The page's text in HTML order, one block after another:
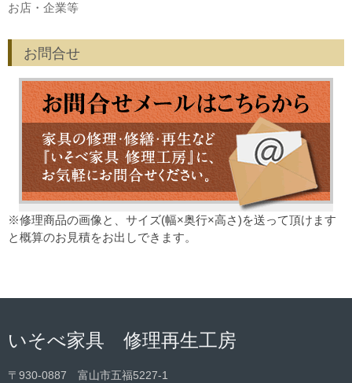
お店・企業等
お問合せ
※修理商品の画像と、サイズ(幅×奥行×高さ)を送って頂けます
と概算のお見積をお出しできます。
いそべ家具 修理再生工房
〒930-0887 富山市五福5227-1